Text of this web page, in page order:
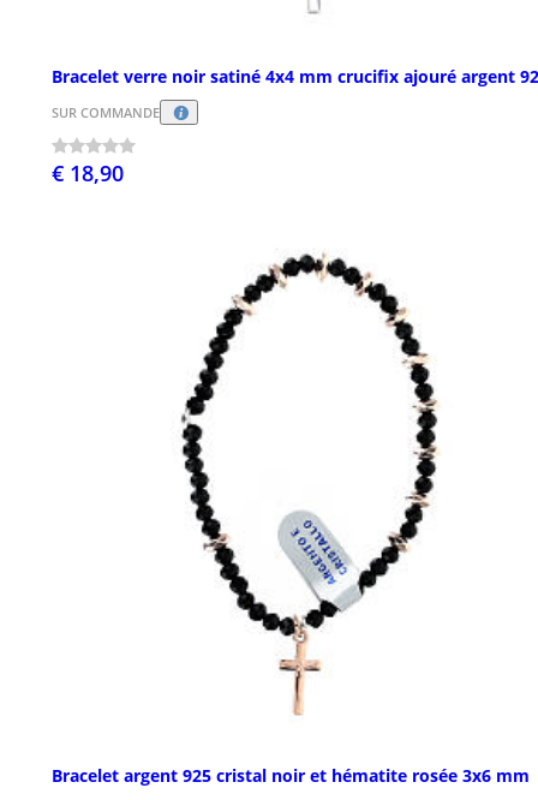
Bracelet verre noir satiné 4x4 mm crucifix ajouré argent
SUR COMMANDE
€ 18,90
Bracelet argent 925 cristal noir et hématite rosée 3x6 mm